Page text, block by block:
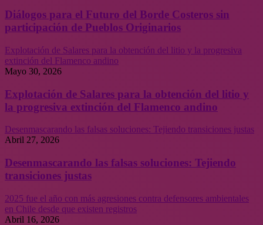
Diálogos para el Futuro del Borde Costeros sin
participación de Pueblos Originarios
Explotación de Salares para la obtención del litio y la progresiva
extinción del Flamenco andino
Mayo 30, 2026
Explotación de Salares para la obtención del litio y
la progresiva extinción del Flamenco andino
Desenmascarando las falsas soluciones: Tejiendo transiciones justas
Abril 27, 2026
Desenmascarando las falsas soluciones: Tejiendo
transiciones justas
2025 fue el año con más agresiones contra defensores ambientales
en Chile desde que existen registros
Abril 16, 2026